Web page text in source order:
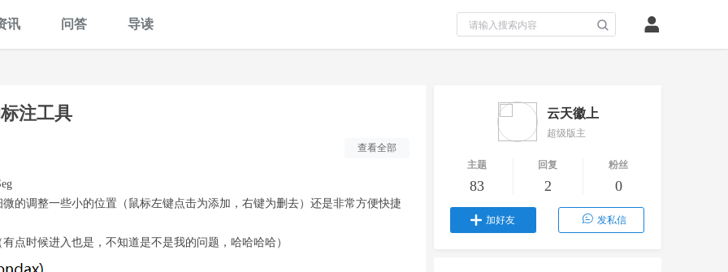
讯 问答 导读
注工具
查看全部
的调整一些小的位置（鼠标左键点击为添加，右键为删去）还是非常方便快捷
点时候进入也是，不知道是不是我的问题，哈哈哈哈）
云天徽上
超级版主
主题
83
回复
2
粉丝
0
加好友 发私信